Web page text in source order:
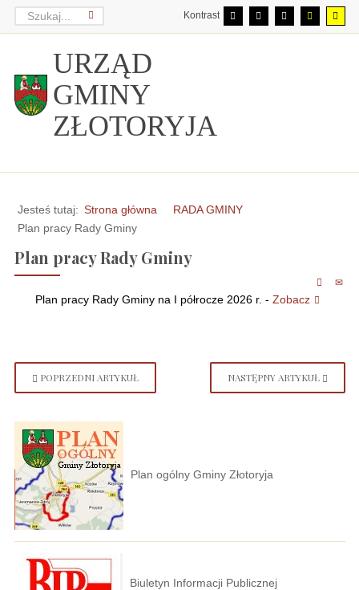
Kontrast
URZĄD
GMINY
ZŁOTORYJA
Jesteś tutaj: Strona główna
RADA GMINY
Plan pracy Rady Gminy
Plan pracy Rady Gminy
Plan pracy Rady Gminy na I półrocze 2026 r. - Zobacz
POPRZEDNI ARTYKUŁ NASTĘPNY ARTYKUŁ
Plan ogólny Gminy Złotoryja
Biuletyn Informacji Publicznej